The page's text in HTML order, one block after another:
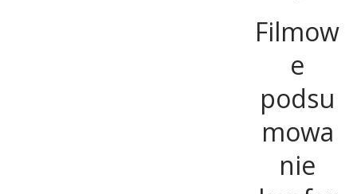
Filmow
e
podsu
mowa
nie